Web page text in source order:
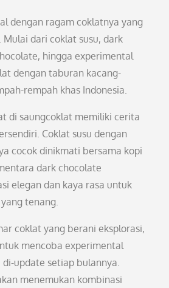
dengan ragam coklatnya yang
dari coklat susu, dark
hingga experimental
dengan taburan kacang-
rempah khas Indonesia.
di saungcoklat memiliki cerita
Coklat susu dengan
cocok dinikmati bersama kopi
dark chocolate
elegan dan kaya rasa untuk
tenang.
coklat yang berani eksplorasi,
mencoba experimental
update setiap bulannya.
menemukan kombinasi